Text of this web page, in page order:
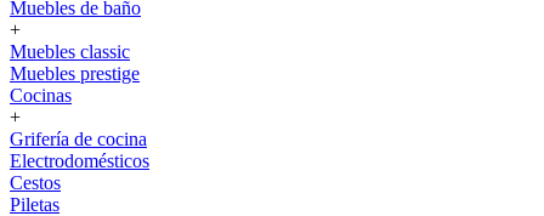
Muebles de baño
+
Muebles classic
Muebles prestige
Cocinas
+
Grifería de cocina
Electrodomésticos
Cestos
Piletas